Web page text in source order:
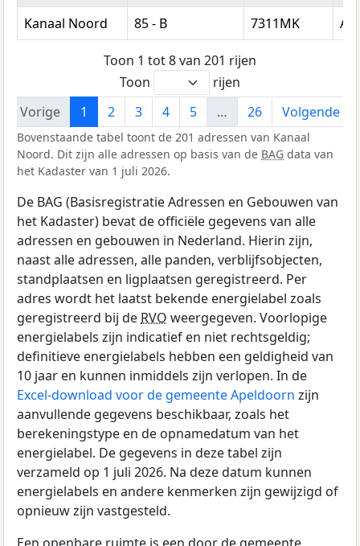
Kanaal Noord
85 - B 7311MK
Toon 1 tot 8 van 201 rijen
Toon
rijen
Vorige
1 2 3 4 5 … 26 Volgende
Bovenstaande tabel toont de 201 adressen van Kanaal
Noord. Dit zijn alle adressen op basis van de BAG data van
het Kadaster van 1 juli 2026.
De BAG (Basisregistratie Adressen en Gebouwen van
het Kadaster) bevat de officiële gegevens van alle
adressen en gebouwen in Nederland. Hierin zijn,
naast alle adressen, alle panden, verblijfsobjecten,
standplaatsen en ligplaatsen geregistreerd. Per
adres wordt het laatst bekende energielabel zoals
geregistreerd bij de RVO weergegeven. Voorlopige
energielabels zijn indicatief en niet rechtsgeldig;
definitieve energielabels hebben een geldigheid van
10 jaar en kunnen inmiddels zijn verlopen. In de
Excel-download voor de gemeente Apeldoorn zijn
aanvullende gegevens beschikbaar, zoals het
berekeningstype en de opnamedatum van het
energielabel. De gegevens in deze tabel zijn
verzameld op 1 juli 2026. Na deze datum kunnen
energielabels en andere kenmerken zijn gewijzigd of
opnieuw zijn vastgesteld.